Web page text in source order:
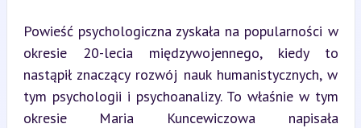
Powieść psychologiczna zyskała na popularności w
okresie 20-lecia międzywojennego, kiedy to
nastąpił znaczący rozwój nauk humanistycznych, w
tym psychologii i psychoanalizy. To właśnie w tym
okresie Maria Kuncewiczowa napisała